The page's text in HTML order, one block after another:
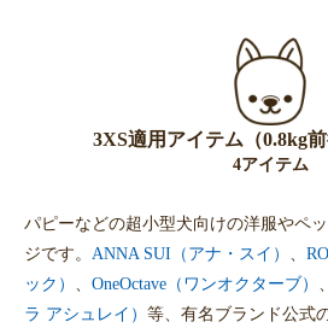
3XS適用アイテム（0.8kg前
4アイテム
パピーなどの超小型犬向けの洋服やペ
ジです。 ANNA SUI（アナ・スイ） 、
ック） 、 OneOctave（ワンオクターブ） 、
ラ アシュレイ） 等、有名ブランド公式